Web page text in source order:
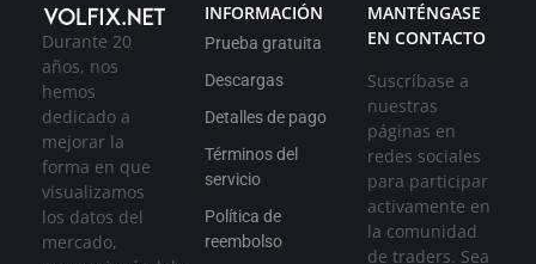
Durante 20
años, nos
hemos
dedicado a
mejorar la
forma en que
visualizamos
los datos del
mercado,
INFORMACIÓN
Prueba gratuita
Descargas
Detalles de pago
Términos del
servicio
Política de
reembolso
MANTÉNGASE
EN CONTACTO
Suscríbase a
nuestras
páginas en
redes sociales
para participar
activamente en
la comunidad
de traders. Sea